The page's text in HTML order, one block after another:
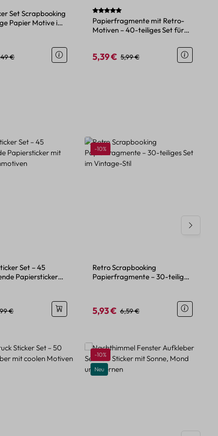
Set Scrapbooking
Papier Motive im
Preis:
€
Durchschnittliche Bewertung von 5 von
Papierfragmente mit Retro-
Motiven – 40-teiliges Set für
Verkaufspreis:
5,39 € Regulärer Preis:
5,99 €
Set – 45
Papiersticker
Preis:
€
Rabatt
-10%
Retro Scrapbooking
Papierfragmente – 30-teiliges
Verkaufspreis:
5,93 € Regulärer Preis:
6,59 €
Rabatt
-10%
Neu